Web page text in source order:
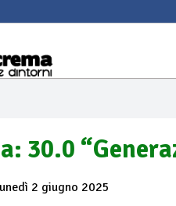
30.0
2 giugno 2025